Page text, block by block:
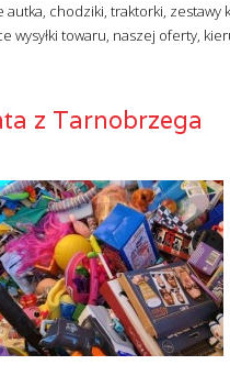
chodziki, traktorki, zestawy
wysyłki towaru, naszej oferty,
z Tarnobrzega